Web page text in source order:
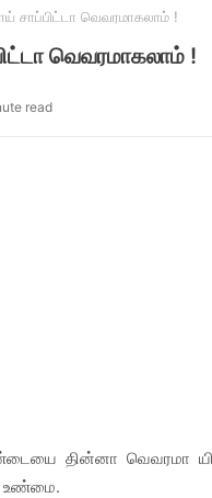
வெவரமாகலாம் !
வெவரமாகலாம் !
read
தின்னா வெவரமா
உண்மை.